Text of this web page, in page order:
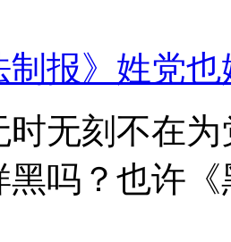
制报》姓党
时无刻不在
黑吗？也许